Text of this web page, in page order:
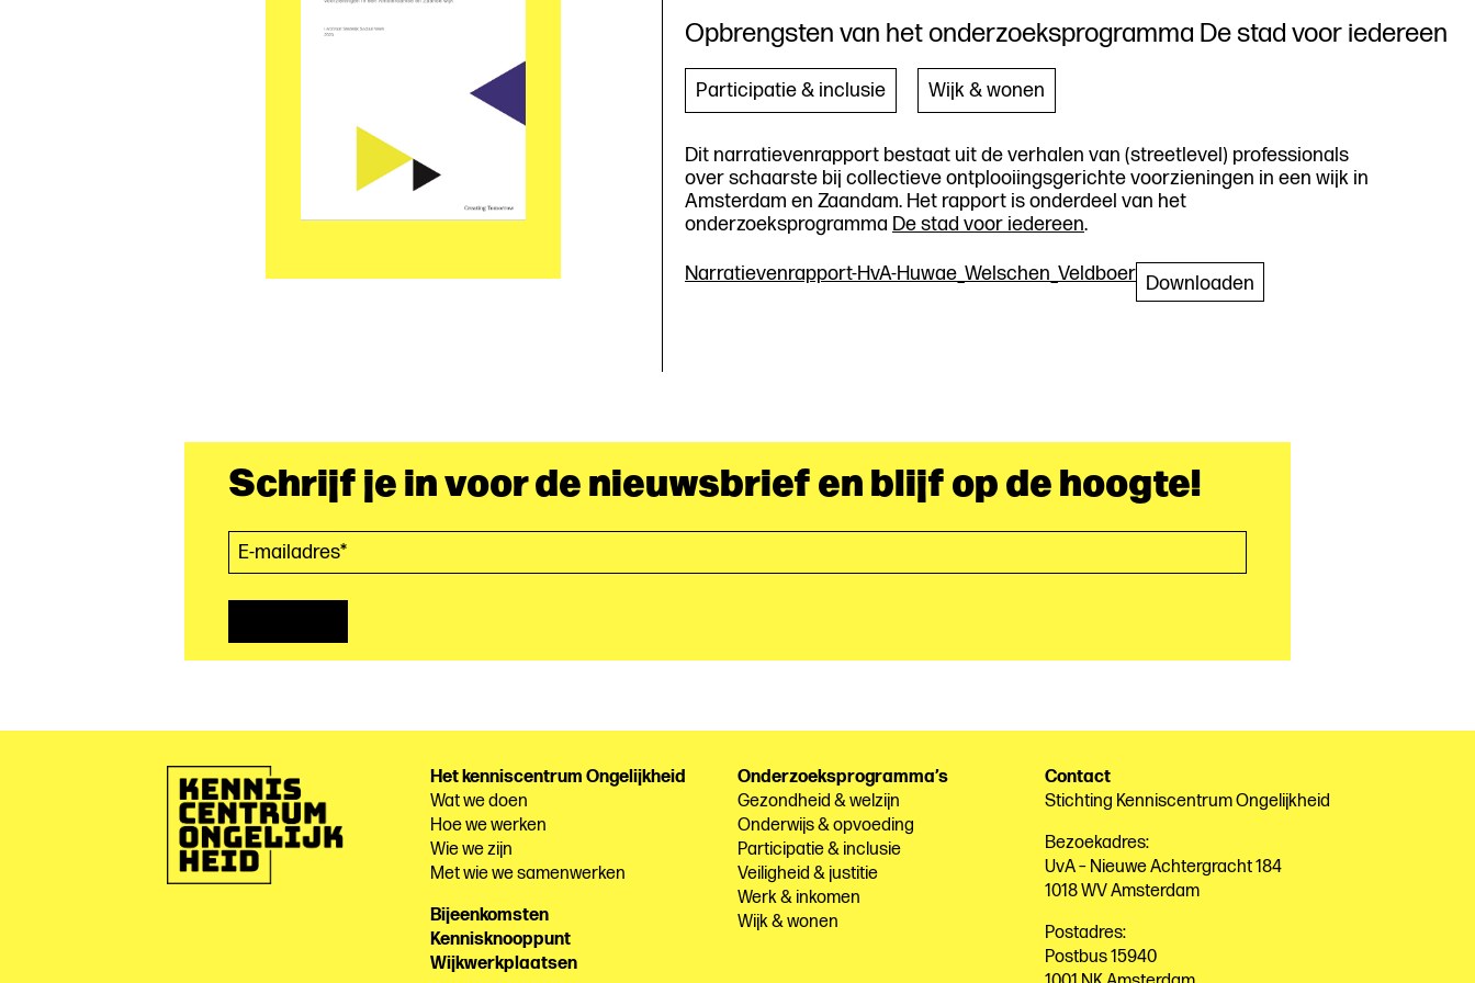
Opbrengsten van het onderzoeksprogramma De stad voor iedereen
Participatie & inclusie Wijk & wonen
Dit narratievenrapport bestaat uit de verhalen van (streetlevel) professionals
over schaarste bij collectieve ontplooiingsgerichte voorzieningen in een wijk in
Amsterdam en Zaandam. Het rapport is onderdeel van het
onderzoeksprogramma De stad voor iedereen.
Narratievenrapport-HvA-Huwae_Welschen_Veldboer Downloaden
Schrijf je in voor de nieuwsbrief en blijf op de hoogte!
Het kenniscentrum Ongelijkheid
Wat we doen
Hoe we werken
Wie we zijn
Met wie we samenwerken
Bijeenkomsten
Kennisknooppunt
Wijkwerkplaatsen
Onderzoeksprogramma’s
Gezondheid & welzijn
Onderwijs & opvoeding
Participatie & inclusie
Veiligheid & justitie
Werk & inkomen
Wijk & wonen
Contact
Stichting Kenniscentrum Ongelijkheid
Bezoekadres:
UvA – Nieuwe Achtergracht 184
1018 WV Amsterdam
Postadres:
Postbus 15940